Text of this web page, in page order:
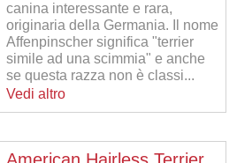
canina interessante e rara,
originaria della Germania. Il nome
Affenpinscher significa "terrier
simile ad una scimmia" e anche
se questa razza non è classi...
Vedi altro